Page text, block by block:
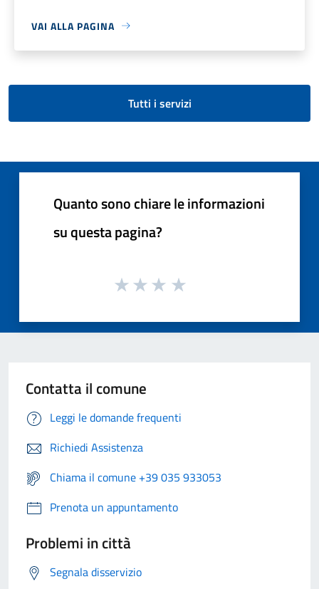
VAI ALLA PAGINA
Tutti i servizi
Quanto sono chiare le informazioni
su questa pagina?
Contatta il comune
Leggi le domande frequenti
Richiedi Assistenza
Chiama il comune +39 035 933053
Prenota un appuntamento
Problemi in città
Segnala disservizio